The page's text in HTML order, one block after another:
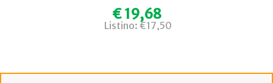
€ 19,68
Listino: €17,50